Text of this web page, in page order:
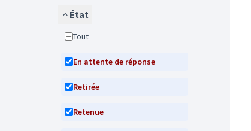
État
Tout
En attente de réponse
Retirée
Retenue